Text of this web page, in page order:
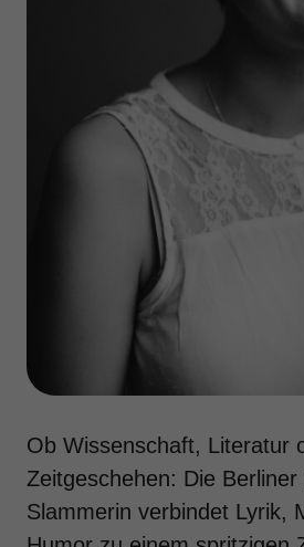
Ob Wissenschaft, Literatur
Zeitgeschehen: Die Berliner
Slammerin verbindet Lyrik,